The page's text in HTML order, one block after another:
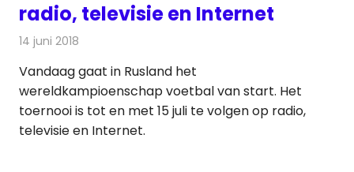
radio, televisie en Internet
14 juni 2018
Vandaag gaat in Rusland het
wereldkampioenschap voetbal van start. Het
toernooi is tot en met 15 juli te volgen op radio,
televisie en Internet.